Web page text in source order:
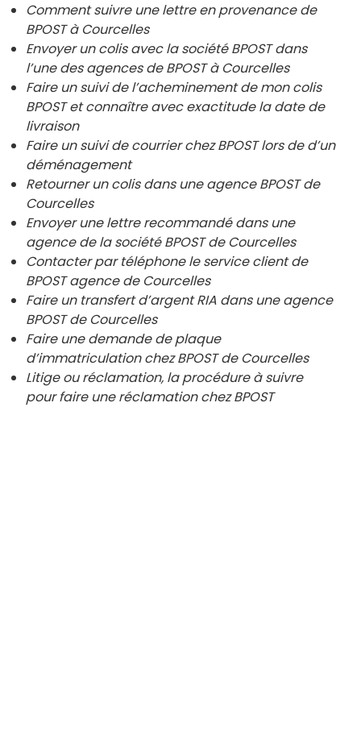
Comment suivre une lettre en provenance de
BPOST à Courcelles
Envoyer un colis avec la société BPOST dans
l’une des agences de BPOST à Courcelles
Faire un suivi de l’acheminement de mon colis
BPOST et connaître avec exactitude la date de
livraison
Faire un suivi de courrier chez BPOST lors de d’un
déménagement
Retourner un colis dans une agence BPOST de
Courcelles
Envoyer une lettre recommandé dans une
agence de la société BPOST de Courcelles
Contacter par téléphone le service client de
BPOST agence de Courcelles
Faire un transfert d’argent RIA dans une agence
BPOST de Courcelles
Faire une demande de plaque
d’immatriculation chez BPOST de Courcelles
Litige ou réclamation, la procédure à suivre
pour faire une réclamation chez BPOST